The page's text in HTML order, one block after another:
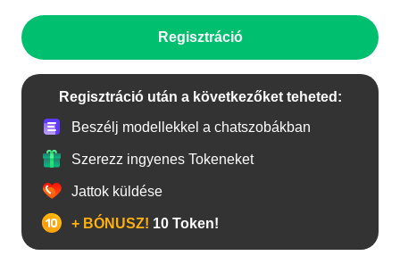
Regisztráció
Regisztráció után a következőket teheted:
Beszélj modellekkel a chatszobákban
Szerezz ingyenes Tokeneket
Jattok küldése
+ BÓNUSZ! 10 Token!